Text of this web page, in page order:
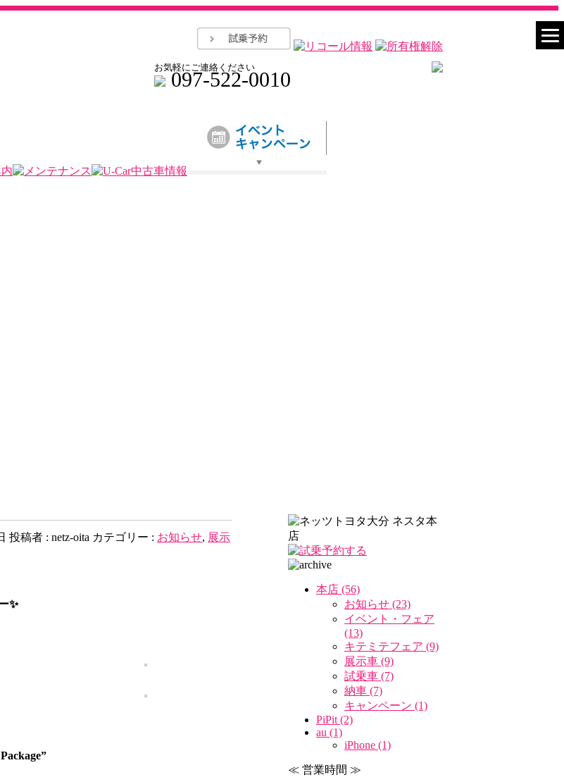
お気軽にご連絡ください
097-522-0010
投稿者 : netz-oita カテゴリー : お知らせ, 展示
✨
本店 (56)
お知らせ (23)
イベント・フェア
(13)
キテミテフェア (9)
展示車 (9)
試乗車 (7)
納車 (7)
キャンペーン (1)
PiPit (2)
au (1)
iPhone (1)
≪ 営業時間 ≫